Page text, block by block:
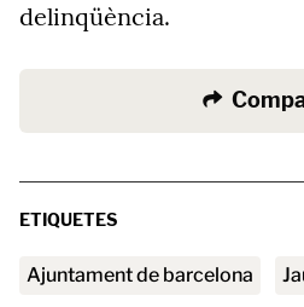
delinqüència.
ETIQUETES
ajuntament de barcelona